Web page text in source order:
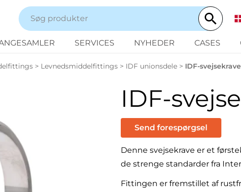
SERVICES NYHEDER CASES
> Levnedsmiddelfittings > IDF unionsdele > IDF-svejsekrave
IDF-
Send forespørgsel
Denne svejsekrave er et
de strenge standarder fra
Fittingen er fremstillet af